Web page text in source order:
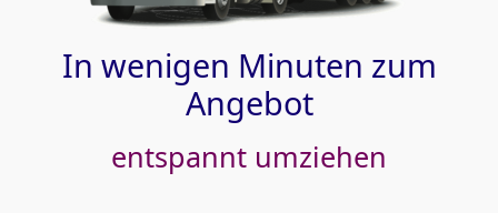
In wenigen Minuten zum
Angebot
entspannt umziehen